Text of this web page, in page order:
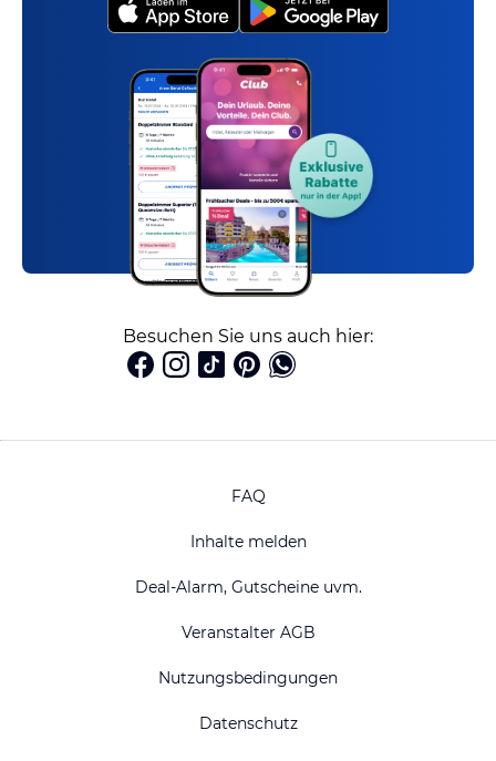
Besuchen Sie uns auch hier:
FAQ
Inhalte melden
Deal-Alarm, Gutscheine uvm.
Veranstalter AGB
Nutzungsbedingungen
Datenschutz